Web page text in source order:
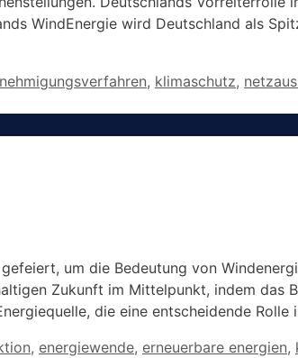
WindEnergie wird Deutschland als
, klimaschutz,
um die Bedeutung von
Zukunft im Mittelpunkt, indem das
die eine entscheidende Rolle
, energiewende, erneuerbare energien,